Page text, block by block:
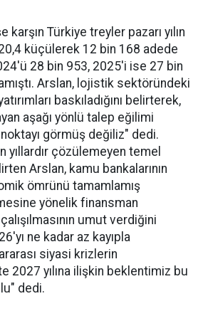
Türkiye treyler pazarı yılın
küçülerek 12 bin 168 adede
28 bin 953, 2025'i ise 27 bin
Arslan, lojistik sektöründeki
baskıladığını belirterek,
aşağı yönlü talep eğilimi
görmüş değiliz" dedi.
yıllardır çözüle­meyen temel
Arslan, kamu bankalarının
ömrü­nü tamamlamış
yönelik finansman
umut verdiğini
ne kadar az kayıpla
siya­si krizlerin
2027 yılına ilişkin beklentimiz bu
dedi.